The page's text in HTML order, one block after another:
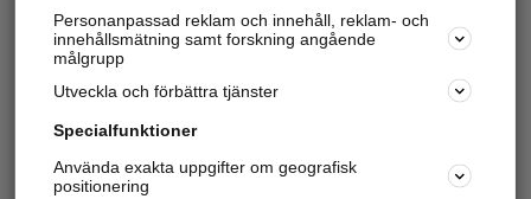
Personanpassad reklam och innehåll, reklam- och
innehållsmätning samt forskning angående
målgrupp
Utveckla och förbättra tjänster
Specialfunktioner
Använda exakta uppgifter om geografisk
positionering